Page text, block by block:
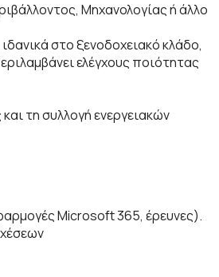
Μηχανολογίας ή άλλο
στο ξενοδοχειακό κλάδο,
ελέγχους ποιότητας
τη συλλογή ενεργειακών
Microsoft 365, έρευνες).